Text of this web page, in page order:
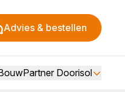
Advies & bestellen
BouwPartner Doorisol